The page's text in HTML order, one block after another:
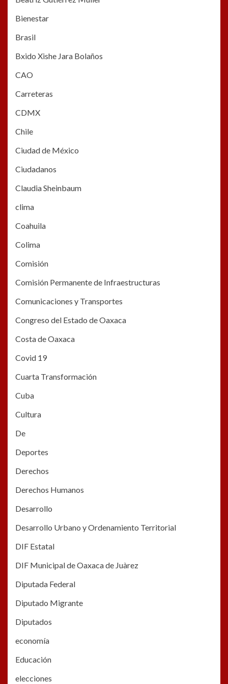
Bienestar
Brasil
Bxido Xishe Jara Bolaños
CAO
Carreteras
CDMX
Chile
Ciudad de México
Ciudadanos
Claudia Sheinbaum
clima
Coahuila
Colima
Comisión
Comisión Permanente de Infraestructuras
Comunicaciones y Transportes
Congreso del Estado de Oaxaca
Costa de Oaxaca
Covid 19
Cuarta Transformación
Cuba
Cultura
De
Deportes
Derechos
Derechos Humanos
Desarrollo
Desarrollo Urbano y Ordenamiento Territorial
DIF Estatal
DIF Municipal de Oaxaca de Juàrez
Diputada Federal
Diputado Migrante
Diputados
economía
Educación
elecciones